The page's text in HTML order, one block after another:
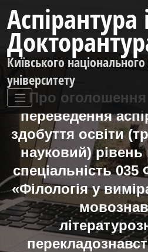
контенту
Аспірантура
Київського національного
університету
Про оголошення
переведення
здобуття освіти
науковий) рівень
спеціальність
«Філологія у